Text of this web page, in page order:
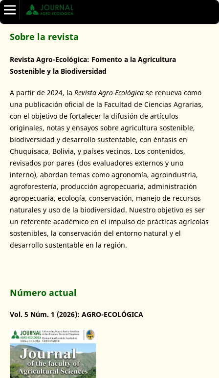
Sobre la revista
Revista Agro-Ecológica: Fomento a la Agricultura
Sostenible y la Biodiversidad
A partir de 2024, la Revista Agro-Ecológicase renueva como
una publicación oficial de la Facultad de Ciencias Agrarias,
con el objetivo de fortalecer la difusión de artículos
originales, notas y ensayos sobre agricultura sostenible,
biodiversidad y desarrollo sustentable, con énfasis en
Chuquisaca, Bolivia, y países vecinos. Los contenidos,
revisados por pares (dos evaluadores externos y uno
interno), abordan temas como agronomía, agroindustria,
agroforestería, producción agropecuaria, administración
agropecuaria, ecología, conservación, manejo de recursos
naturales y uso de la biodiversidad. Nuestro objetivo es ser
un referente académico en el impulso de prácticas agrícolas
sostenibles, la conservación del entorno natural y el
desarrollo sustentable en la región.
Número actual
Vol. 5 Núm. 1 (2026): AGRO-ECOLÓGICA